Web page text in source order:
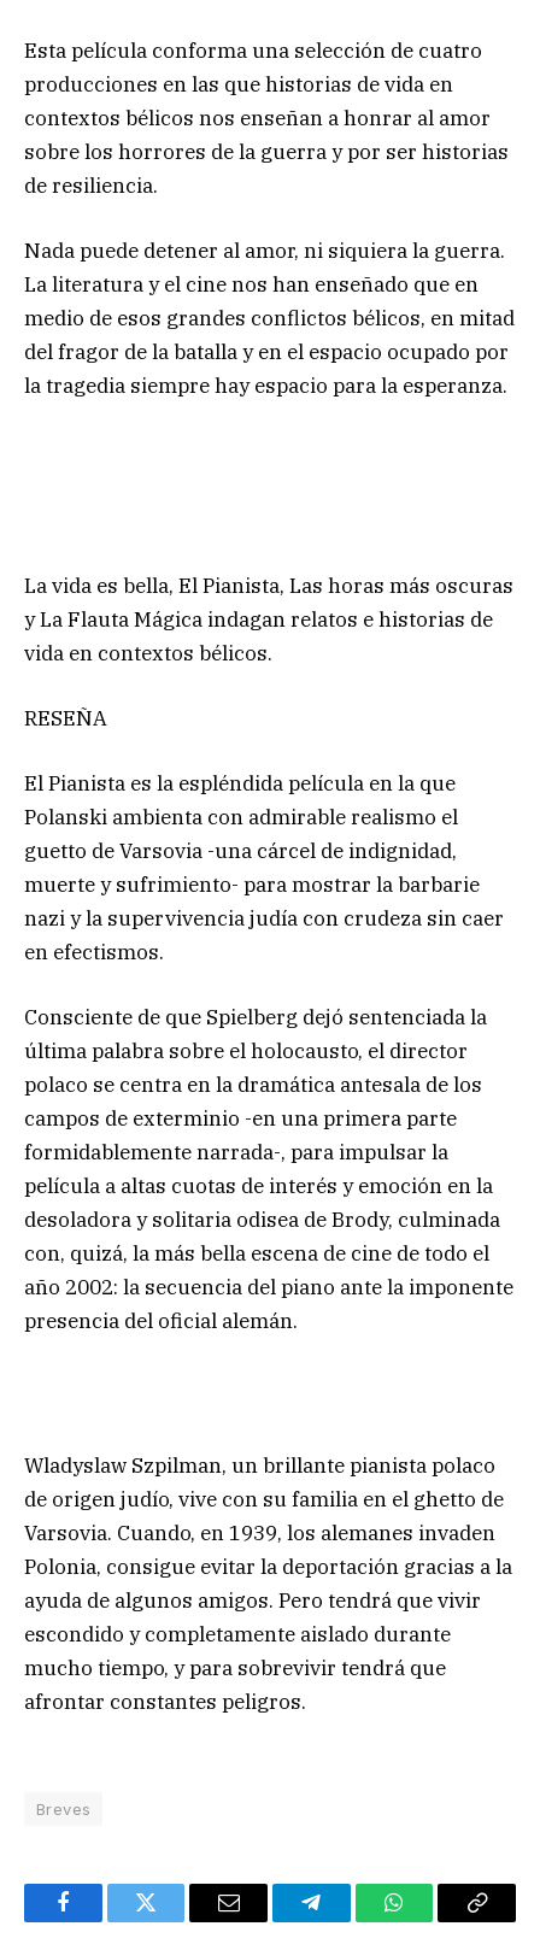
Esta película conforma una selección de cuatro
producciones en las que historias de vida en
contextos bélicos nos enseñan a honrar al amor
sobre los horrores de la guerra y por ser historias
de resiliencia.
Nada puede detener al amor, ni siquiera la guerra.
La literatura y el cine nos han enseñado que en
medio de esos grandes conflictos bélicos, en mitad
del fragor de la batalla y en el espacio ocupado por
la tragedia siempre hay espacio para la esperanza.
La vida es bella, El Pianista, Las horas más oscuras
y La Flauta Mágica indagan relatos e historias de
vida en contextos bélicos.
RESEÑA
El Pianista es la espléndida película en la que
Polanski ambienta con admirable realismo el
guetto de Varsovia -una cárcel de indignidad,
muerte y sufrimiento- para mostrar la barbarie
nazi y la supervivencia judía con crudeza sin caer
en efectismos.
Consciente de que Spielberg dejó sentenciada la
última palabra sobre el holocausto, el director
polaco se centra en la dramática antesala de los
campos de exterminio -en una primera parte
formidablemente narrada-, para impulsar la
película a altas cuotas de interés y emoción en la
desoladora y solitaria odisea de Brody, culminada
con, quizá, la más bella escena de cine de todo el
año 2002: la secuencia del piano ante la imponente
presencia del oficial alemán.
Wladyslaw Szpilman, un brillante pianista polaco
de origen judío, vive con su familia en el ghetto de
Varsovia. Cuando, en 1939, los alemanes invaden
Polonia, consigue evitar la deportación gracias a la
ayuda de algunos amigos. Pero tendrá que vivir
escondido y completamente aislado durante
mucho tiempo, y para sobrevivir tendrá que
afrontar constantes peligros.
Breves
FacebookTwitter Email TelegramWhatsAppCopy